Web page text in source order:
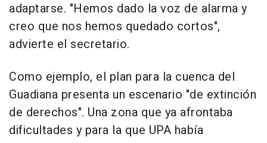
adaptarse. "Hemos dado la voz de alarma y
creo que nos hemos quedado cortos",
advierte el secretario.
Como ejemplo, el plan para la cuenca del
Guadiana presenta un escenario "de extinción
de derechos". Una zona que ya afrontaba
dificultades y para la que UPA había